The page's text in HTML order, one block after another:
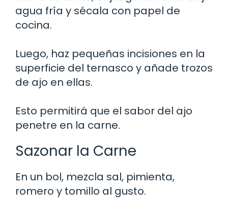
agua fría y sécala con papel de
cocina.
Luego, haz pequeñas incisiones en la
superficie del ternasco y añade trozos
de ajo en ellas.
Esto permitirá que el sabor del ajo
penetre en la carne.
Sazonar la Carne
En un bol, mezcla sal, pimienta,
romero y tomillo al gusto.